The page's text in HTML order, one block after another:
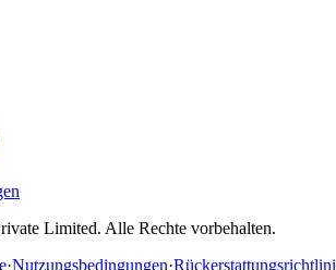
Limited. Alle Rechte vorbehalten.
·Nutzungsbedingungen·